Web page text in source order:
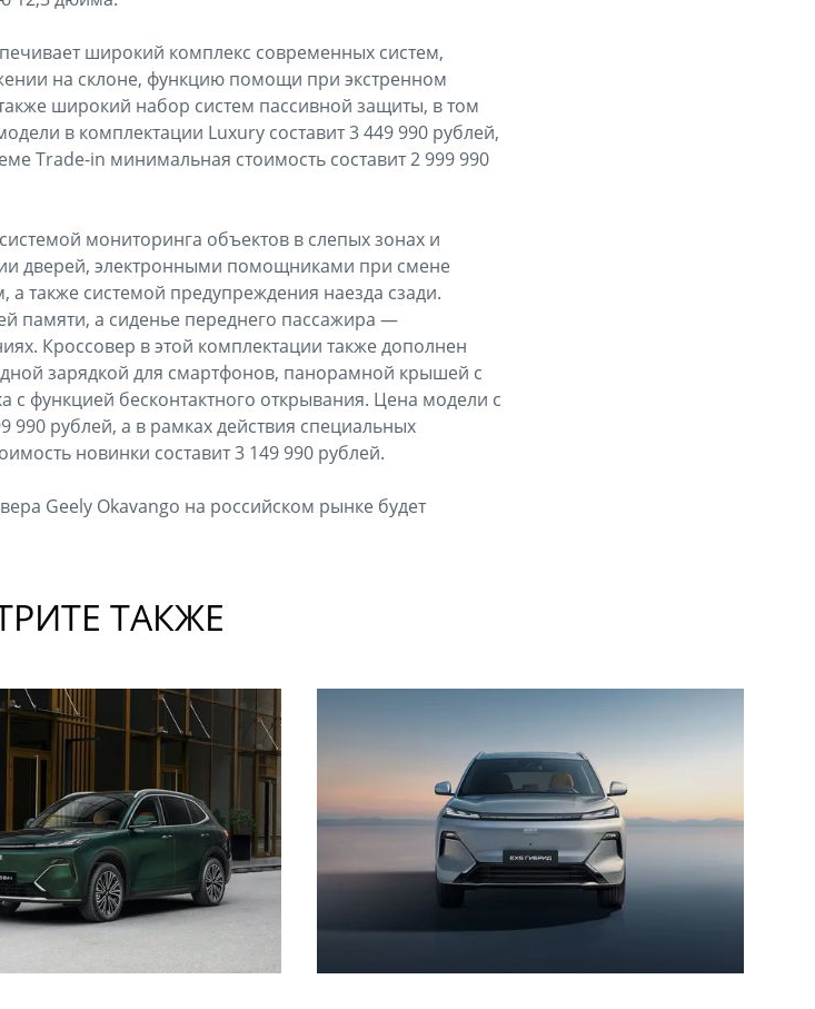
широкий комплекс современных систем,
на склоне, функцию помощи при экстренном
широкий набор систем пассивной защиты, в том
в комплектации Luxury составит 3 449 990 рублей,
Trade-in минимальная стоимость составит 2 999 990
мониторинга объектов в слепых зонах и
дверей, электронными помощниками при смене
также системой предупреждения наезда сзади.
памяти, а сиденье переднего пассажира —
Кроссовер в этой комплектации также дополнен
зарядкой для смартфонов, панорамной крышей с
функцией бесконтактного открывания. Цена модели с
рублей, а в рамках действия специальных
новинки составит 3 149 990 рублей.
Geely Okavango на российском рынке будет
ТАКЖЕ